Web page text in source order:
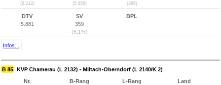
(8.212) (5.858) (286)
DTV
5.881
SV
359
(6,1%)
BPL
Infos...
B 85 KVP Chamerau (L 2132) - Miltach-Oberndorf (L 2140/K 2)
Nr.
B-Rang
L-Rang
Land